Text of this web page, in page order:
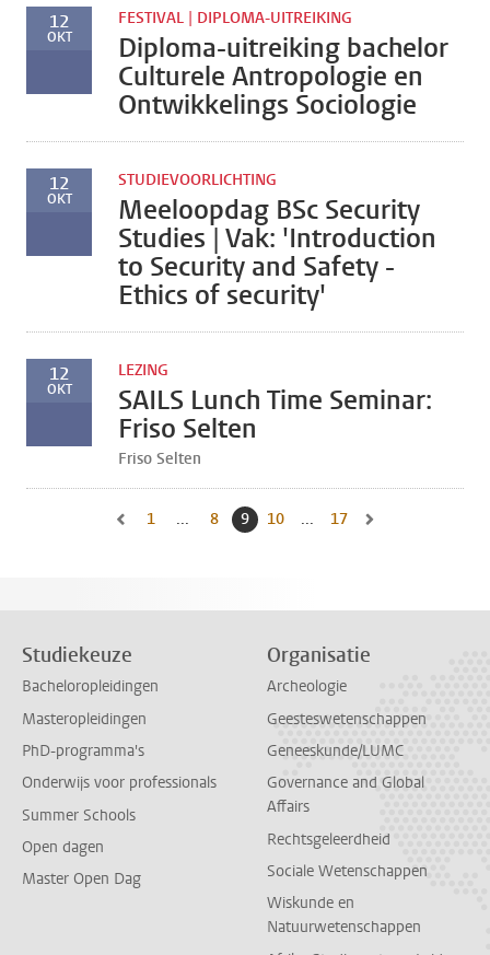
12
OKT
FESTIVAL | DIPLOMA-UITREIKING
Diploma-uitreiking bachelor
Culturele Antropologie en
Ontwikkelings Sociologie
12
OKT
STUDIEVOORLICHTING
Meeloopdag BSc Security
Studies | Vak: 'Introduction
to Security and Safety -
Ethics of security'
12
OKT
LEZING
SAILS Lunch Time Seminar:
Friso Selten
Friso Selten
Naar vorige pagina, pagina 8
Naar eerste pagina, pagina
1 ... Naar pagina
8 Huidige pagina, pagina
9 Naar pagina
10 ... Naar laatste pagina,
17
Studiekeuze
Bacheloropleidingen
Masteropleidingen
PhD-programma's
Onderwijs voor professionals
Summer Schools
Open dagen
Master Open Dag
Organisatie
Archeologie
Geesteswetenschappen
Geneeskunde/LUMC
Governance and Global
Affairs
Rechtsgeleerdheid
Sociale Wetenschappen
Wiskunde en
Natuurwetenschappen